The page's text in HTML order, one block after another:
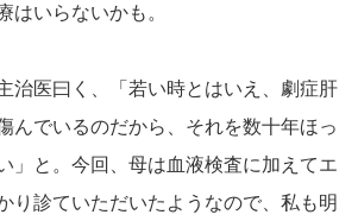
はいらないかも。
治医曰く、「若い時とはいえ、劇症肝
んでいるのだから、それを数十年ほっ
」と。今回、母は血液検査に加えてエ
り診ていただいたようなので、私も明